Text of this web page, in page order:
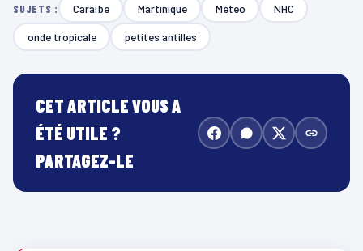
SUJETS : Caraïbe Martinique Météo NHC
onde tropicale petites antilles
CET ARTICLE VOUS A
ÉTÉ UTILE ?
PARTAGEZ-LE